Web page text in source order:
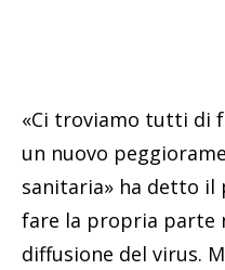
«Ci troviamo tutti di
un nuovo
sanitaria» ha detto il
fare la propria parte
diffusione del virus.